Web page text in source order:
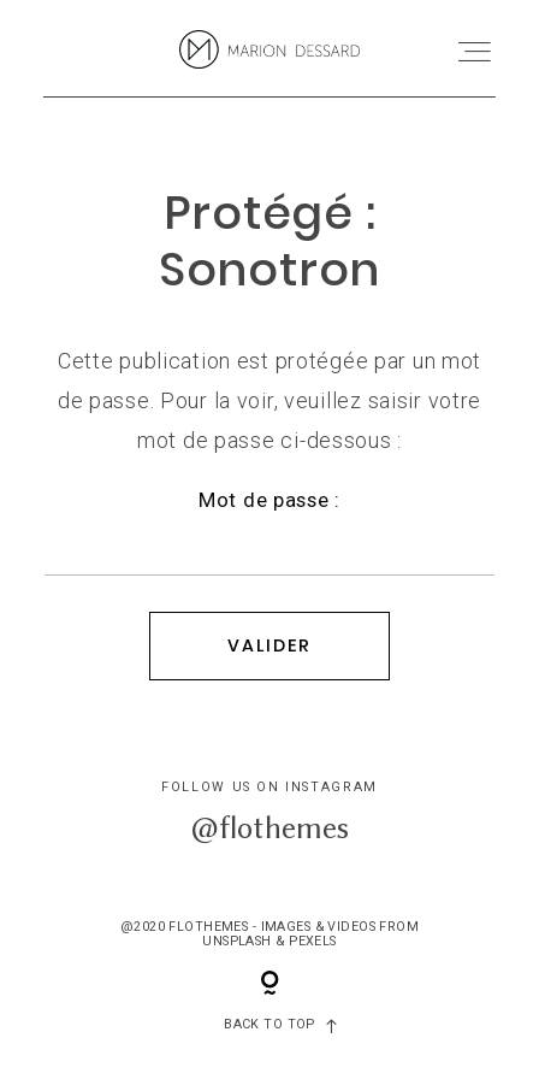
CONTACT
MARION DESSARD
blog
Marion
Contact
Protégé :
Sonotron
Cette publication est protégée par un mot
de passe. Pour la voir, veuillez saisir votre
mot de passe ci-dessous :
Mot de passe :
FOLLOW US ON INSTAGRAM
@flothemes
@2020 FLOTHEMES - IMAGES & VIDEOS FROM
UNSPLASH & PEXELS
BACK TO TOP